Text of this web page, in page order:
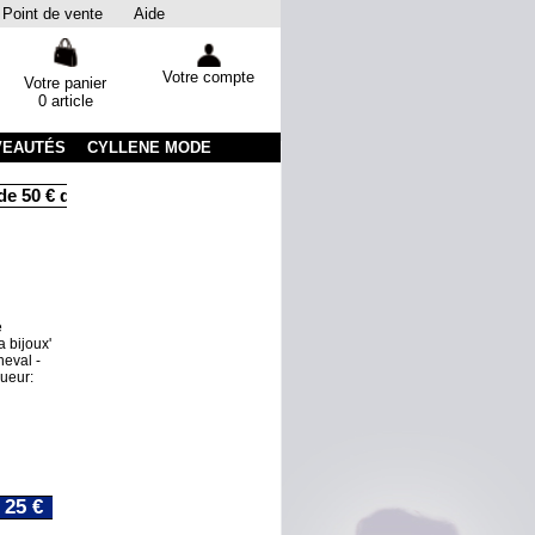
Point de vente Aide
Votre panier
0 article
Votre compte
CYLLENE MODE
€ d'achats
bijoux'
-
25 €